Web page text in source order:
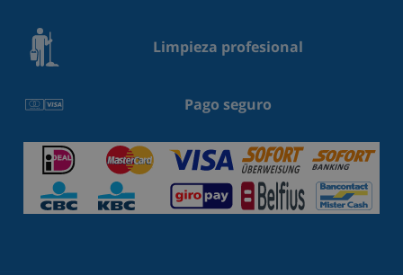
Limpieza profesional
Pago seguro